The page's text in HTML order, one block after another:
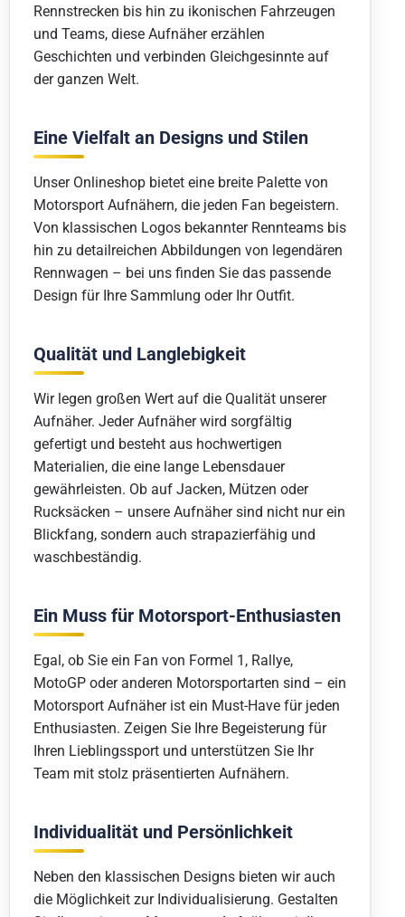
Rennstrecken bis hin zu ikonischen Fahrzeugen
und Teams, diese Aufnäher erzählen
Geschichten und verbinden Gleichgesinnte auf
der ganzen Welt.
Eine Vielfalt an Designs und Stilen
Unser Onlineshop bietet eine breite Palette von
Motorsport Aufnähern, die jeden Fan begeistern.
Von klassischen Logos bekannter Rennteams bis
hin zu detailreichen Abbildungen von legendären
Rennwagen – bei uns finden Sie das passende
Design für Ihre Sammlung oder Ihr Outfit.
Qualität und Langlebigkeit
Wir legen großen Wert auf die Qualität unserer
Aufnäher. Jeder Aufnäher wird sorgfältig
gefertigt und besteht aus hochwertigen
Materialien, die eine lange Lebensdauer
gewährleisten. Ob auf Jacken, Mützen oder
Rucksäcken – unsere Aufnäher sind nicht nur ein
Blickfang, sondern auch strapazierfähig und
waschbeständig.
Ein Muss für Motorsport-Enthusiasten
Egal, ob Sie ein Fan von Formel 1, Rallye,
MotoGP oder anderen Motorsportarten sind – ein
Motorsport Aufnäher ist ein Must-Have für jeden
Enthusiasten. Zeigen Sie Ihre Begeisterung für
Ihren Lieblingssport und unterstützen Sie Ihr
Team mit stolz präsentierten Aufnähern.
Individualität und Persönlichkeit
Neben den klassischen Designs bieten wir auch
die Möglichkeit zur Individualisierung. Gestalten